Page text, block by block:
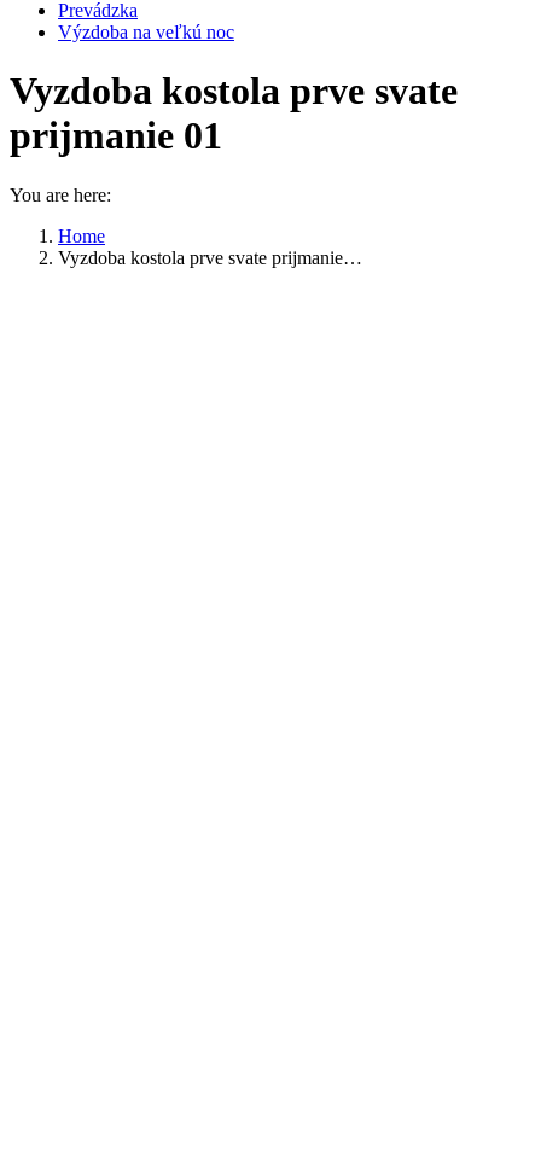
Prevádzka
Výzdoba na veľkú noc
Vyzdoba kostola prve svate
prijmanie 01
You are here:
Home
Vyzdoba kostola prve svate prijmanie…